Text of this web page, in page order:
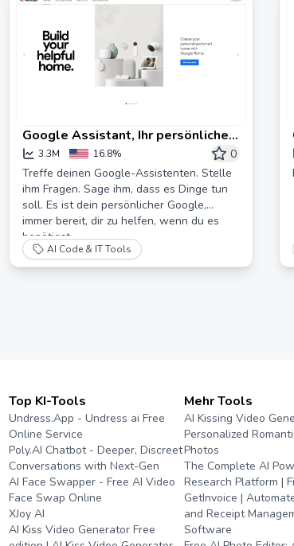
Google Assistant, Ihr persönlicher
Google
3.3M 16.8%
0
Treffe deinen Google-Assistenten. Stelle
ihm Fragen. Sage ihm, dass es Dinge tun
soll. Es ist dein persönlicher Google,
immer bereit, dir zu helfen, wenn du es
benötigst.
AI Code & IT Tools
Top KI-Tools
Undress.App - Undress ai Free
Online Service
Poly.AI Chatbot - Deeper, Discreet
Conversations with Next-Gen
AI Face Swapper - Free AI Video
Face Swap Online
XJoy AI
AI Kiss Video Generator Free
Mehr Tools
AI Kissing Video
Personalized
Photos
The Complete AI
Research Platform |
GetInvoice |
and Receipt
Software